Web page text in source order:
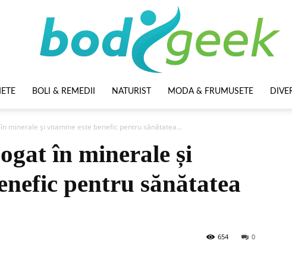
BOLI & REMEDII NATURIST MODA & FRUMUSETE
minerale și vitamine este benefic pentru sănătatea...
în minerale și
pentru sănătatea
0
654